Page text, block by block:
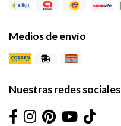
Medios de envío
Nuestras redes sociales